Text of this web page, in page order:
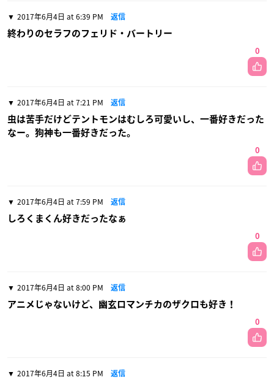
2017年6月4日 at 6:39 PM 返信
終わりのセラフのフェリド・バートリー
0
2017年6月4日 at 7:21 PM 返信
虫は苦手だけどテントモンはむしろ可愛いし、一番好きだった
なー。狗神も一番好きだった。
0
2017年6月4日 at 7:59 PM 返信
しろくまくん好きだったなぁ
0
2017年6月4日 at 8:00 PM 返信
アニメじゃないけど、幽玄ロマンチカのザクロも好き！
0
2017年6月4日 at 8:15 PM 返信